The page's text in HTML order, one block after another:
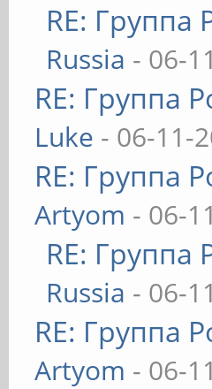
RE: Группа
Russia - 06-
RE: Группа
Luke - 06-11-
RE: Группа
Artyom - 06-
RE: Группа
Russia - 06-
RE: Группа
Artyom - 06-